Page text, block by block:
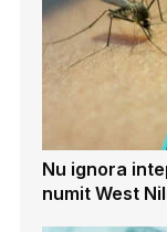
Nu ignora
numit West